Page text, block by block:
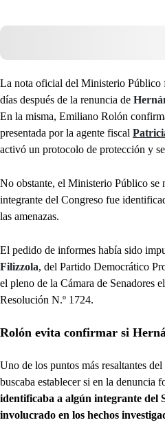
La nota oficial del Ministerio Público
días después de la renuncia de
En la misma, Emiliano Rolón
presentada por la agente fiscal
activó un protocolo de protección y
No obstante, el Ministerio Público se
integrante del Congreso fue
las amenazas.
El pedido de informes había sido
Filizzola, del Partido Democrático
el pleno de la Cámara de Senadores
Resolución N.º 1724.
Rolón evita confirmar si
Uno de los puntos más resaltantes
buscaba establecer si en la denuncia
identificaba a algún integrante del
involucrado en los hechos